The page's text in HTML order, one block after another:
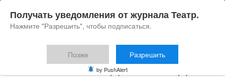
Райнис в ожидании Годо
Получать уведомления от журнала Театр.
Нажмите "Разрешить", чтобы подписаться.
Позже Разрешить
by PushAlert